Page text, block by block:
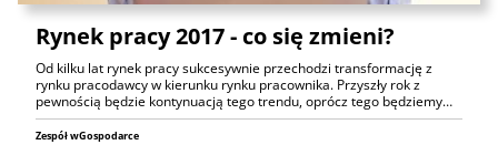
Rynek pracy 2017 - co się zmieni?
Od kilku lat rynek pracy sukcesywnie przechodzi transformację z
rynku pracodawcy w kierunku rynku pracownika. Przyszły rok z
pewnością będzie kontynuacją tego trendu, oprócz tego będziemy…
Zespół wGospodarce